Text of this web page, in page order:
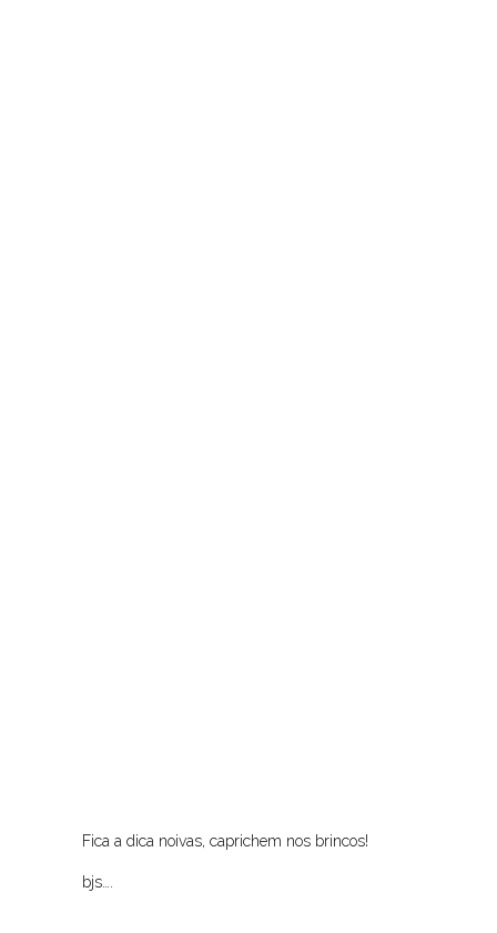
Fica a dica noivas, caprichem nos brincos!
bjs….